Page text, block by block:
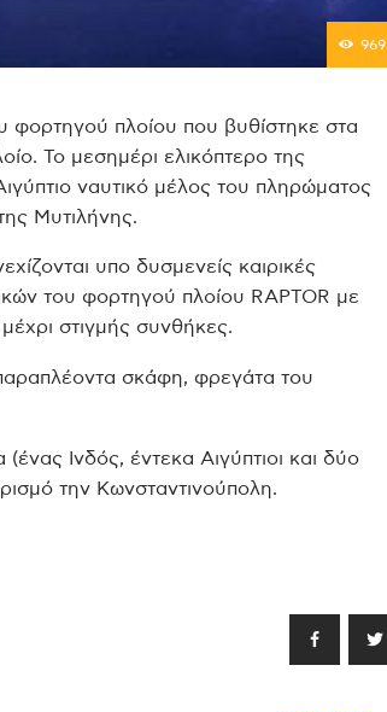
969
πλοίου που βυθίστηκε στα
Το μεσημέρι ελικόπτερο της
ναυτικό μέλος του πληρώματος
Μυτιλήνης.
υπο δυσμενείς καιρικές
του φορτηγού πλοίου RAPTOR με
στιγμής συνθήκες.
σκάφη, φρεγάτα του
Ινδός, έντεκα Αιγύπτιοι και δύο
την Κωνσταντινούπολη.